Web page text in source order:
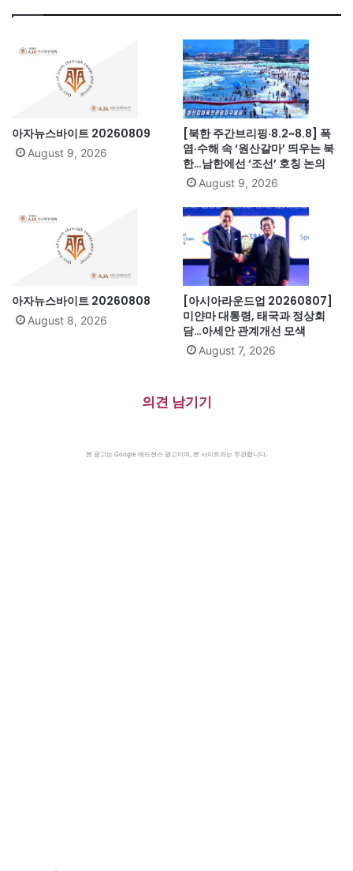
아자뉴스바이트 20260809
August 9, 2026
[북한 주간브리핑·8.2~8.8] 폭
염·수해 속 ‘원산갈마’ 띄우는 북
한…남한에선 ‘조선’ 호칭 논의
August 9, 2026
아자뉴스바이트 20260808
August 8, 2026
[아시아라운드업 20260807]
미얀마 대통령, 태국과 정상회
담…아세안 관계개선 모색
August 7, 2026
의견 남기기
본 광고는 Google 애드센스 광고이며, 본 사이트와는 무관합니다.